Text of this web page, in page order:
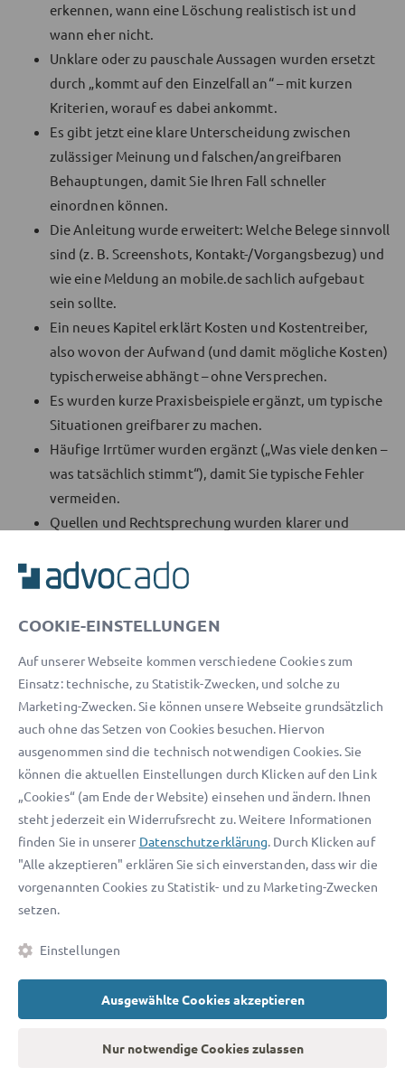
erkennen, wann eine Löschung realistisch ist und
wann eher nicht.
Unklare oder zu pauschale Aussagen wurden ersetzt
durch „kommt auf den Einzelfall an“ – mit kurzen
Kriterien, worauf es dabei ankommt.
Es gibt jetzt eine klare Unterscheidung zwischen
zulässiger Meinung und falschen/angreifbaren
Behauptungen, damit Sie Ihren Fall schneller
einordnen können.
Die Anleitung wurde erweitert: Welche Belege sinnvoll
sind (z. B. Screenshots, Kontakt-/Vorgangsbezug) und
wie eine Meldung an mobile.de sachlich aufgebaut
sein sollte.
Ein neues Kapitel erklärt Kosten und Kostentreiber,
also wovon der Aufwand (und damit mögliche Kosten)
typischerweise abhängt – ohne Versprechen.
Es wurden kurze Praxisbeispiele ergänzt, um typische
Situationen greifbarer zu machen.
Häufige Irrtümer wurden ergänzt („Was viele denken –
was tatsächlich stimmt“), damit Sie typische Fehler
vermeiden.
Quellen und Rechtsprechung wurden klarer und
besser überprüfbar sind.
und Rechtsstand sind ergänzt, damit Sie sehen, wie
Kostenlose Updates in unserem Newsletter
Welcher Inhalt ist für Sie interessant?
Privat Geschäftlich
gelesen und akzeptiere diese.
COOKIE-EINSTELLUNGEN
Auf unserer Webseite kommen verschiedene Cookies zum
Einsatz: technische, zu Statistik-Zwecken, und solche zu
Marketing-Zwecken. Sie können unsere Webseite grundsätzlich
auch ohne das Setzen von Cookies besuchen. Hiervon
ausgenommen sind die technisch notwendigen Cookies. Sie
können die aktuellen Einstellungen durch Klicken auf den Link
„Cookies“ (am Ende der Website) einsehen und ändern. Ihnen
steht jederzeit ein Widerrufsrecht zu. Weitere Informationen
finden Sie in unserer Datenschutzerklärung. Durch Klicken auf
"Alle akzeptieren" erklären Sie sich einverstanden, dass wir die
vorgenannten Cookies zu Statistik- und zu Marketing-Zwecken
setzen.
Einstellungen
Ausgewählte Cookies akzeptieren
Nur notwendige Cookies zulassen